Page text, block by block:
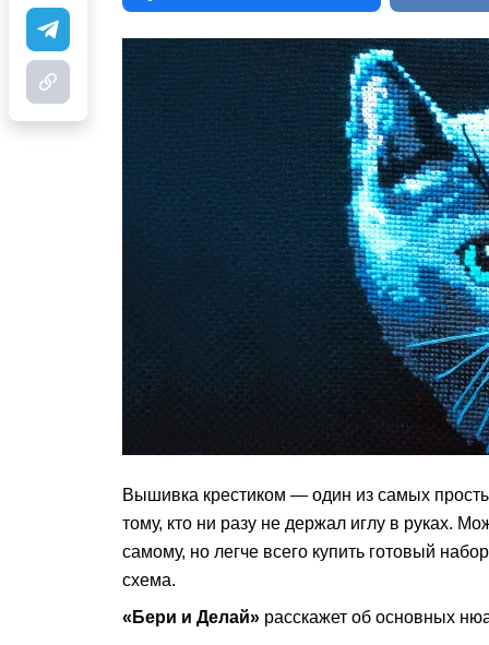
Вышивка крестиком — один из самых
тому, кто ни разу не держал иглу в руках.
самому, но легче всего купить готовый
схема.
«Бери и Делай» расскажет об основных